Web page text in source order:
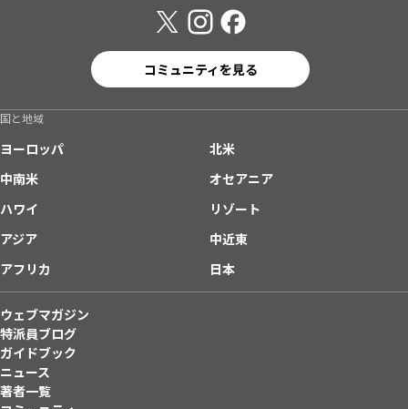
コミュニティを見る
国と地域
ヨーロッパ
北米
中南米
オセアニア
ハワイ
リゾート
アジア
中近東
アフリカ
日本
ウェブマガジン
特派員ブログ
ガイドブック
ニュース
著者一覧